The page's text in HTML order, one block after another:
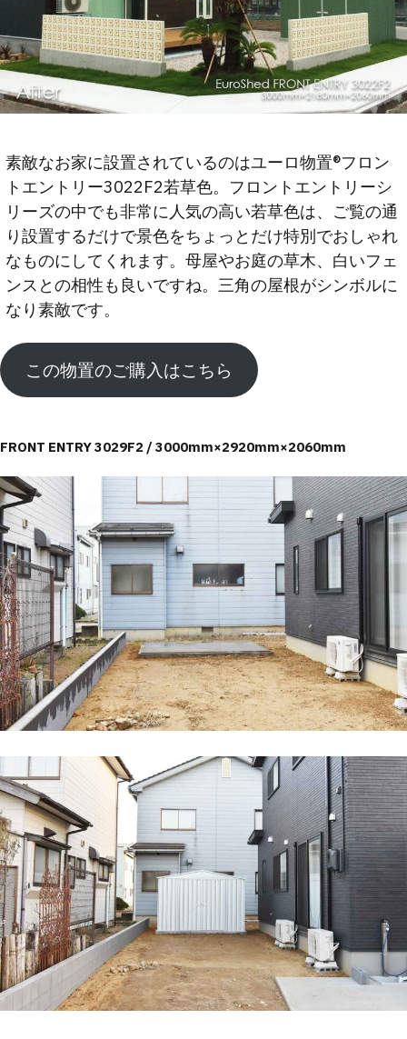
素敵なお家に設置されているのはユーロ物置®フロン
トエントリー3022F2若草色。フロントエントリーシ
リーズの中でも非常に人気の高い若草色は、ご覧の通
り設置するだけで景色をちょっとだけ特別でおしゃれ
なものにしてくれます。母屋やお庭の草木、白いフェ
ンスとの相性も良いですね。三角の屋根がシンボルに
なり素敵です。
この物置のご購入はこちら
FRONT ENTRY 3029F2 / 3000mm×2920mm×2060mm